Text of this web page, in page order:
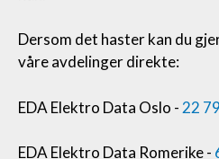
Dersom det haster kan du
våre avdelinger direkte:
EDA Elektro Data Oslo - 22
EDA Elektro Data Romerike -